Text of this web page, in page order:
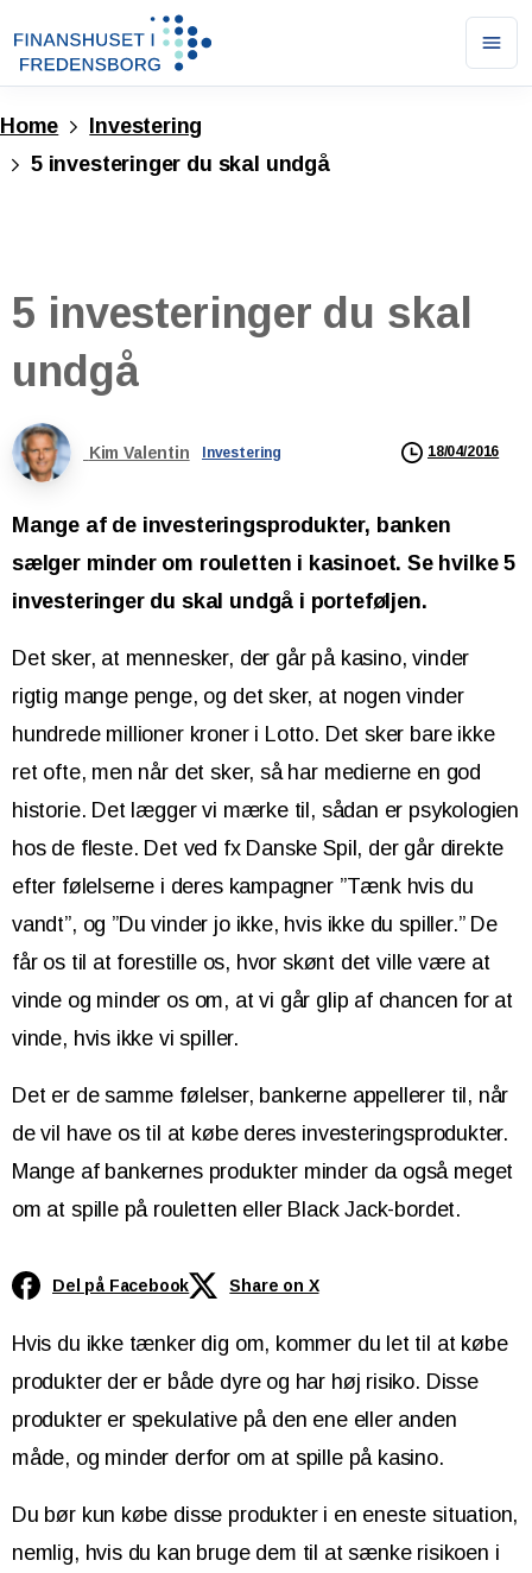
Home
Investering
5 investeringer du skal undgå
5 investeringer du skal
undgå
Kim Valentin Investering 18/04/2016
Mange af de investeringsprodukter, banken
sælger minder om rouletten i kasinoet. Se hvilke 5
investeringerdu skal undgå i porteføljen.
Det sker, at mennesker, der går på kasino, vinder
rigtig mange penge, og det sker, at nogen vinder
hundrede millioner kroner i Lotto. Det sker bare ikke
ret ofte, men når det sker, så har medierne en god
historie. Det lægger vi mærke til, sådan er psykologien
hos de fleste. Det ved fx Danske Spil, der går direkte
efter følelserne i deres kampagner ”Tænk hvis du
vandt”, og ”Du vinder jo ikke, hvis ikke du spiller.” De
får os til at forestille os, hvor skønt det ville være at
vinde og minder os om, at vi går glip af chancen for at
vinde, hvis ikke vi spiller.
Det er de samme følelser, bankerne appellerer til, når
de vil have os til at købe deres investeringsprodukter.
Mange af bankernes produkter minder da også meget
om at spille på rouletten eller Black Jack-bordet.
Del på Facebook Share on X
Hvis du ikke tænker dig om, kommer du let til at købe
produkter der er både dyre og har høj risiko. Disse
produkter er spekulative på den ene eller anden
måde, og minder derfor om at spille på kasino.
Du bør kun købe disse produkter i en eneste situation,
nemlig, hvis du kan bruge dem til at sænke risikoen i